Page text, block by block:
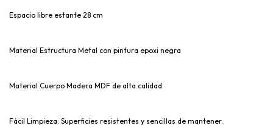
Espacio libre estante 28 cm
Material Estructura Metal con pintura epoxi negra
Material Cuerpo Madera MDF de alta calidad
Fácil Limpieza: Superficies resistentes y sencillas de mantener.